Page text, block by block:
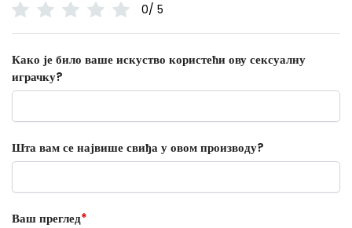
0/ 5
Како је било ваше искуство користећи ову сексуалну
играчку?
Шта вам се највише свиђа у овом производу?
Ваш преглед*